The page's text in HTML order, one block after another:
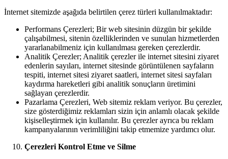
İnternet sitemizde aşağıda belirtilen çerez türleri kullanılmaktadır:
Performans Çerezleri; Bir web sitesinin düzgün bir şekilde
çalışabilmesi, sitenin özelliklerinden ve sunulan hizmetlerden
yararlanabilmeniz için kullanılması gereken çerezlerdir.
Analitik Çerezler; Analitik çerezler ile internet sitesini ziyaret
edenlerin sayıları, internet sitesinde görüntülenen sayfaların
tespiti, internet sitesi ziyaret saatleri, internet sitesi sayfaları
kaydırma hareketleri gibi analitik sonuçların üretimini
sağlayan çerezlerdir.
Pazarlama Çerezleri, Web sitemiz reklam veriyor. Bu çerezler,
size gösterdiğimiz reklamları sizin için anlamlı olacak şekilde
kişiselleştirmek için kullanılır. Bu çerezler ayrıca bu reklam
kampanyalarının verimliliğini takip etmemize yardımcı olur.
Çerezleri Kontrol Etme ve Silme